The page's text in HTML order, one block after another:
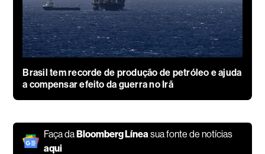
Brasil tem recorde de produção de petróleo e ajuda
a compensar efeito da guerra no Irã
Faça daBloomberg Línea sua fonte de notícias
aqui